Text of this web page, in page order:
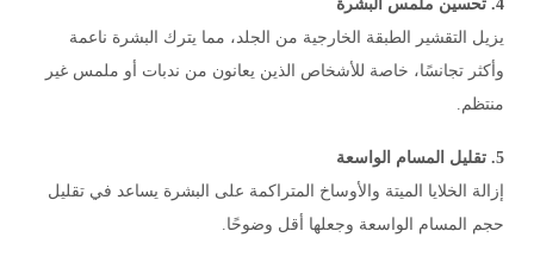
4. تحسين ملمس البشرة
يزيل التقشير الطبقة الخارجية من الجلد، مما يترك البشرة ناعمة
وأكثر تجانسًا، خاصة للأشخاص الذين يعانون من ندبات أو ملمس غير
منتظم.
5. تقليل المسام الواسعة
إزالة الخلايا الميتة والأوساخ المتراكمة على البشرة يساعد في تقليل
حجم المسام الواسعة وجعلها أقل وضوحًا.